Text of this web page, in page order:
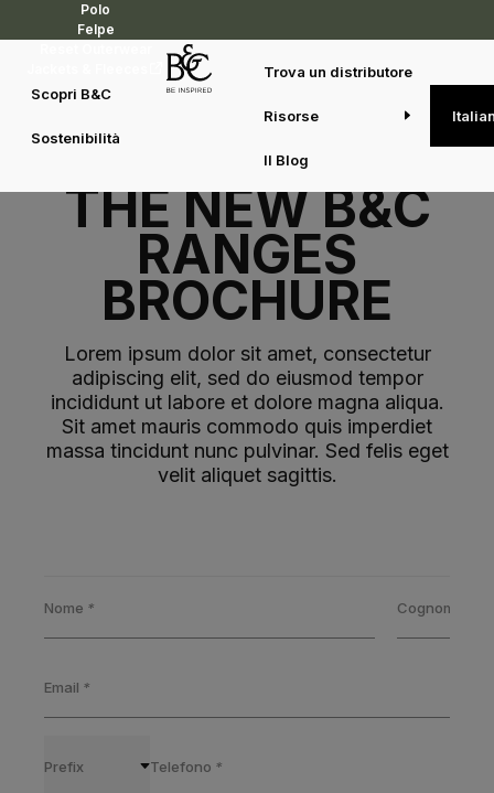
Polo
Felpe
Scopri B&C
Sostenibilità
Trova un distributore
Risorse
Il Blog
DOWNLOAD
THE NEW B&C
RANGES
BROCHURE
Lorem ipsum dolor sit amet, consectetur
adipiscing elit, sed do eiusmod tempor
incididunt ut labore et dolore magna aliqua.
Sit amet mauris commodo quis imperdiet
massa tincidunt nunc pulvinar. Sed felis eget
velit aliquet sagittis.
Nome * Cognome
Email *
Prefix Telefono *